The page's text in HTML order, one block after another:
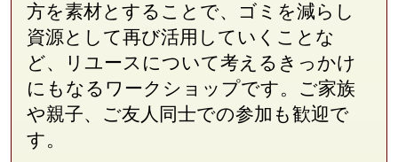
方を素材とすることで、ゴミを減らし
資源として再び活用していくことな
ど、リユースについて考えるきっかけ
にもなるワークショップです。ご家族
や親子、ご友人同士での参加も歓迎で
す。